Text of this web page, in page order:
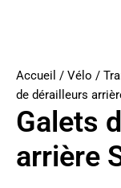
Accueil / Vélo /
de dérailleurs
Galets
arrière